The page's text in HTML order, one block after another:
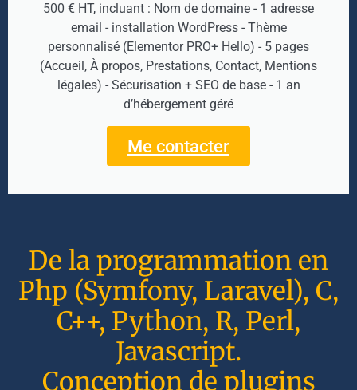
500 € HT, incluant : Nom de domaine - 1 adresse
email - installation WordPress - Thème
personnalisé (Elementor PRO+ Hello) - 5 pages
(Accueil, À propos, Prestations, Contact, Mentions
légales) - Sécurisation + SEO de base - 1 an
d’hébergement géré
Me contacter
De la programmation en
Php (Symfony, Laravel), C,
C++, Python, R, Perl,
Javascript.
Conception de plugins